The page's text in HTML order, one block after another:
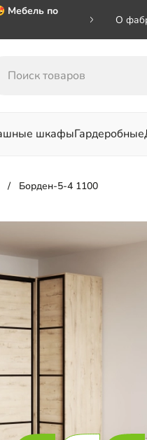
Мебель по
на номер
О
шкафыГардеробные
Борден-5-4 1100